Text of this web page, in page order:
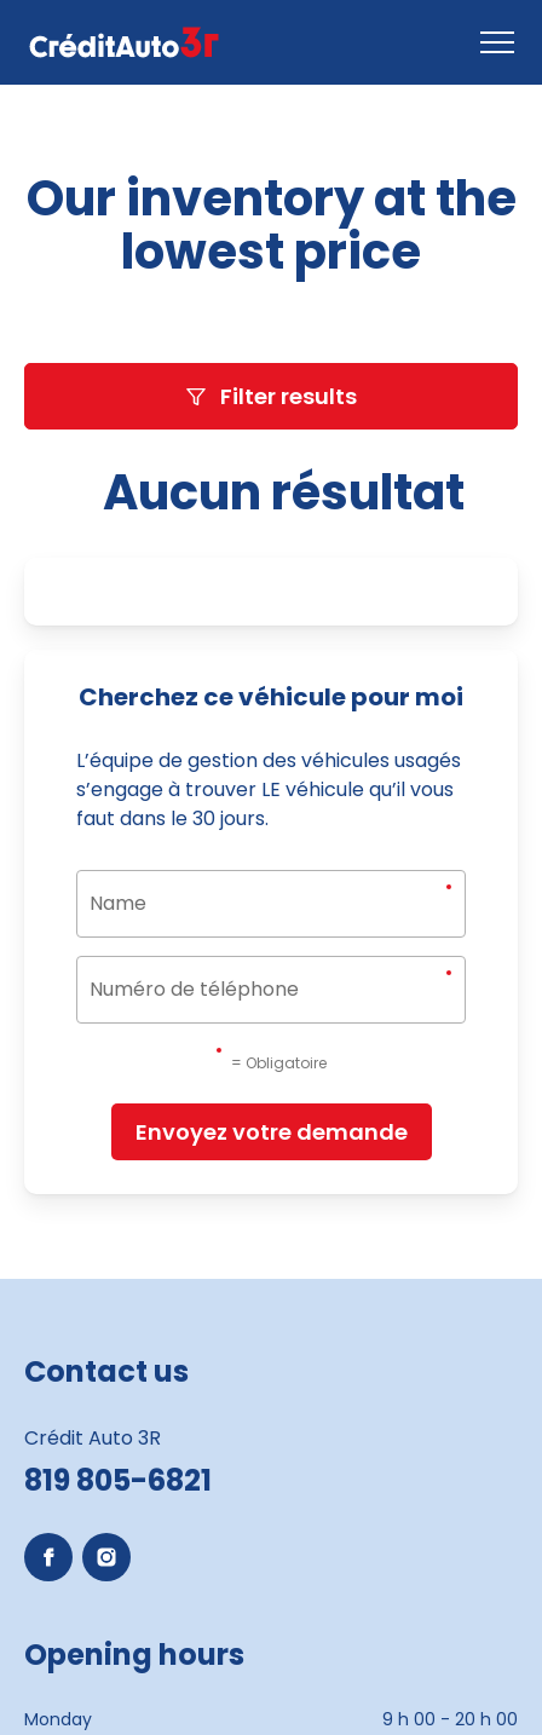
How it works
Contact us
Inventory
Our inventory at the
lowest price
Filter results
Aucun résultat
Cherchez ce véhicule pour moi
L’équipe de gestion des véhicules usagés
s’engage à trouver LE véhicule qu’il vous
faut dans le 30 jours.
= Obligatoire
Envoyez votre demande
Contact us
Crédit Auto 3R
819 805-6821
Opening hours
Monday
9 h 00 - 20 h 00